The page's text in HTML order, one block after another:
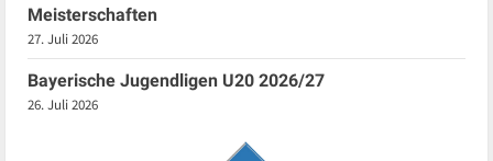
Meisterschaften
27. Juli 2026
Bayerische Jugendligen U20 2026/27
26. Juli 2026